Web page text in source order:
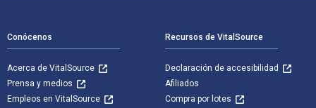
Conócenos
Acerca de VitalSource
Prensa y medios
Empleos en VitalSource
Recursos de VitalSource
Declaración de accesibilidad
Afiliados
Compra por lotes